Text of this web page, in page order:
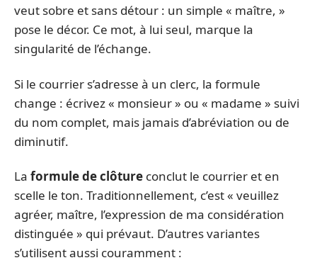
veut sobre et sans détour : un simple « maître, »
pose le décor. Ce mot, à lui seul, marque la
singularité de l’échange.
Si le courrier s’adresse à un clerc, la formule
change : écrivez « monsieur » ou « madame » suivi
du nom complet, mais jamais d’abréviation ou de
diminutif.
La formule de clôture conclut le courrier et en
scelle le ton. Traditionnellement, c’est « veuillez
agréer, maître, l’expression de ma considération
distinguée » qui prévaut. D’autres variantes
s’utilisent aussi couramment :